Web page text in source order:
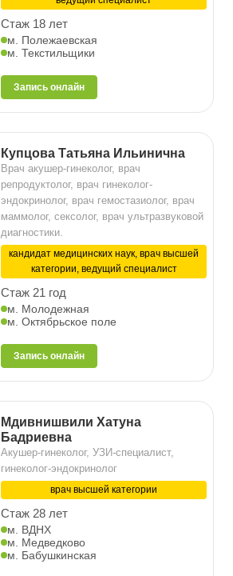
Стаж 18 лет
м. Полежаевская
м. Текстильщики
Запись онлайн
Купцова Татьяна Ильинична
Врач акушер-гинеколог, врач
репродуктолог, врач гинеколог-
эндокринолог, врач гемостазиолог, врач
маммолог, сексолог, врач ультразвуковой
диагностики.
кандидат медицинских наук, врач высшей
категории, ведущий специалист
Стаж 21 год
м. Молодежная
м. Октябрьское поле
Запись онлайн
Мдивнишвили Хатуна
Бадриевна
Акушер-гинеколог, УЗИ-специалист,
гинеколог-эндокринолог
врач высшей категории
Стаж 28 лет
м. ВДНХ
м. Медведково
м. Бабушкинская